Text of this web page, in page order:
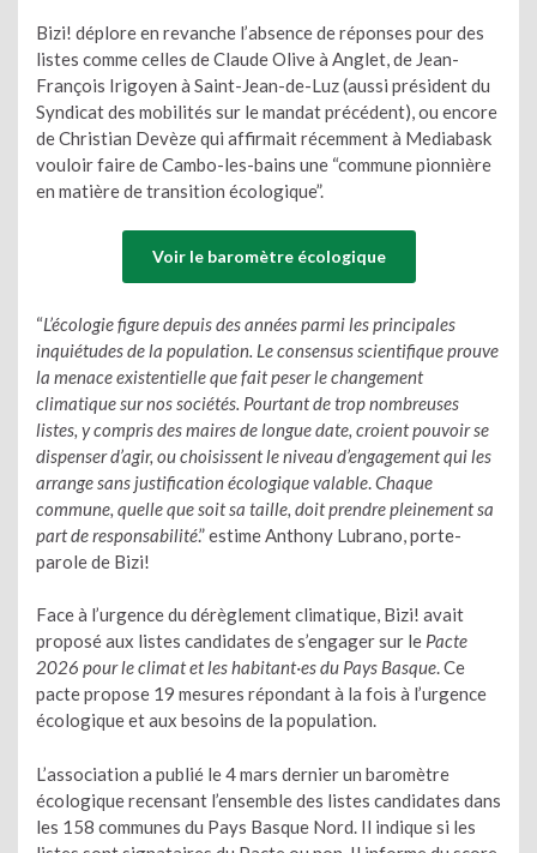
Bizi! déplore en revanche l’absence de réponses pour des
listes comme celles de Claude Olive à Anglet, de Jean-
François Irigoyen à Saint-Jean-de-Luz (aussi président du
Syndicat des mobilités sur le mandat précédent), ou encore
de Christian Devèze qui affirmait récemment à Mediabask
vouloir faire de Cambo-les-bains une “commune pionnière
en matière de transition écologique”.
Voir le baromètre écologique
“L’écologie figure depuis des années parmi les principales
inquiétudes de la population. Le consensus scientifique prouve
la menace existentielle que fait peser le changement
climatique sur nos sociétés. Pourtant de trop nombreuses
listes, y compris des maires de longue date, croient pouvoir se
dispenser d’agir, ou choisissent le niveau d’engagement qui les
arrange sans justification écologique valable Chaque
commune, quelle que soit sa taille, doit prendre pleinement sa
part de responsabilité.” estime Anthony Lubrano, porte-
parole de Bizi!
Face à l’urgence du dérèglement climatique, Bizi! avait
proposé aux listes candidates de s’engager sur le Pacte
2026 pour le climat et les habitant·es du Pays Basque. Ce
pacte propose 19 mesures répondant à la fois à l’urgence
écologique et aux besoins de la population.
L’association a publié le 4 mars dernier un baromètre
écologique recensant l’ensemble des listes candidates dans
les 158 communes du Pays Basque Nord. Il indique si les